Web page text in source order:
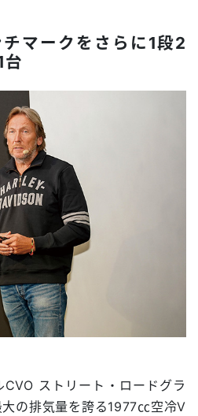
マークをさらに1段2
台
ストリート・ロードグラ
の排気量を誇る1977㏄空冷V